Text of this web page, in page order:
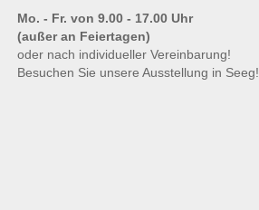
Mo. - Fr. von 9.00 - 17.00 Uhr
(außer an Feiertagen)
oder nach individueller Vereinbarung!
Besuchen Sie unsereAusstellung in Seeg!